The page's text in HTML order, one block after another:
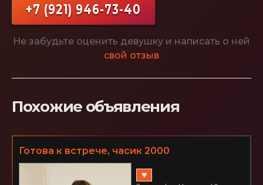
+7 (921) 946-73-40
Не забудьте оценить девушку и написать о ней
свой отзыв
Похожие объявления
Готова к встрече, часик 2000
♥